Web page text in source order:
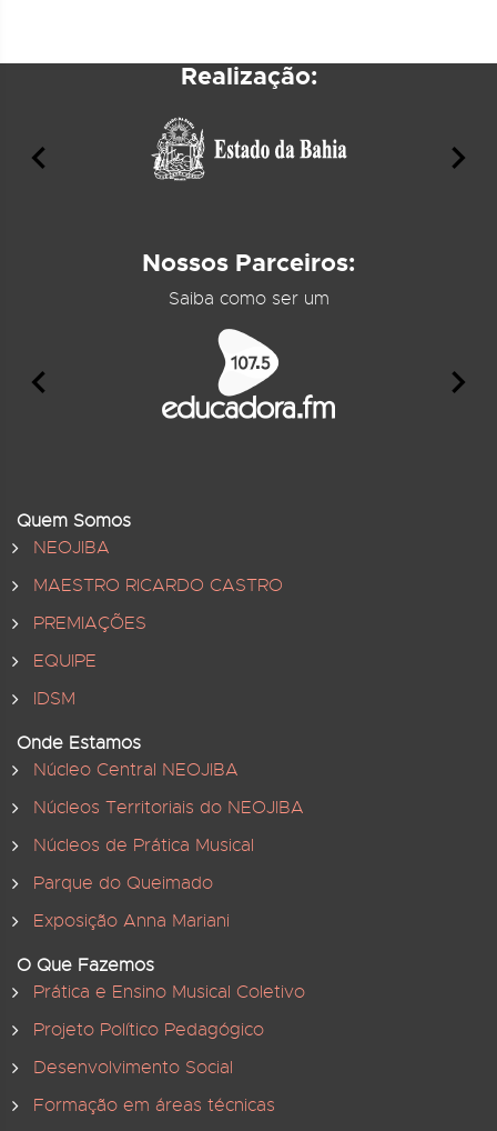
Realização:
Nossos Parceiros:
Saiba como ser um
Quem Somos
NEOJIBA
MAESTRO RICARDO CASTRO
PREMIAÇÕES
EQUIPE
IDSM
Onde Estamos
Núcleo Central NEOJIBA
Núcleos Territoriais do NEOJIBA
Núcleos de Prática Musical
Parque do Queimado
Exposição Anna Mariani
O Que Fazemos
Prática e Ensino Musical Coletivo
Projeto Político Pedagógico
Desenvolvimento Social
Formação em áreas técnicas